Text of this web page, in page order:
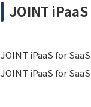
JOINT
JOINT iPaaS for SaaS
JOINT iPaaS for